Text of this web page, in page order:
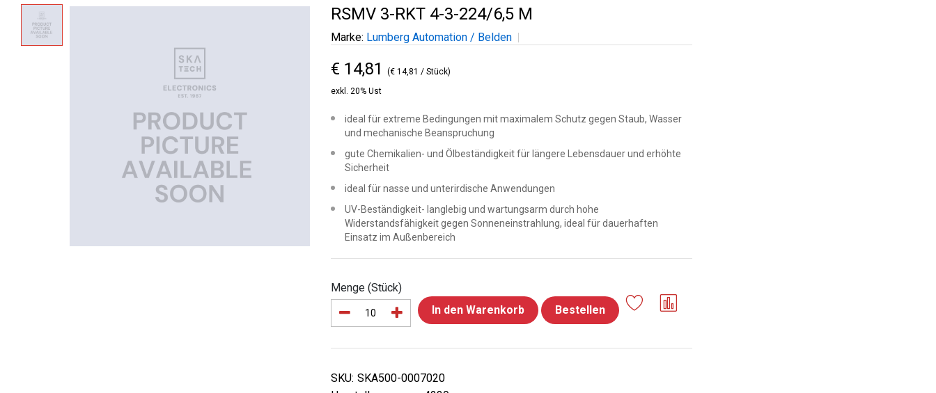
RSMV 3-RKT 4-3-224/6,5 M
Marke: Lumberg Automation / Belden
€ 14,81
(€ 14,81 / Stück)
exkl. 20% Ust
ideal für extreme Bedingungen mit maximalem Schutz gegen Staub, Wasser
und mechanische Beanspruchung
gute Chemikalien- und Ölbeständigkeit für längere Lebensdauer und erhöhte
Sicherheit
ideal für nasse und unterirdische Anwendungen
UV-Beständigkeit- langlebig und wartungsarm durch hohe
Widerstandsfähigkeit gegen Sonneneinstrahlung, ideal für dauerhaften
Einsatz im Außenbereich
Menge (Stück)
In den Warenkorb
Bestellen
SKU: SKA500-0007020